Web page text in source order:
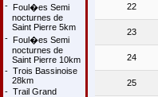
- Foul�es Semi
nocturnes de
Saint Pierre 5km
- Foul�es Semi
nocturnes de
Saint Pierre 10km
- Trois Bassinoise
28km
- Trail Grand
22
23
24
25